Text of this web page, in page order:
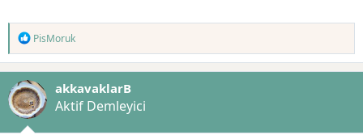
T
p
k
i
l
e
r
PisMoruk
akkavaklarB
Aktif Demleyici